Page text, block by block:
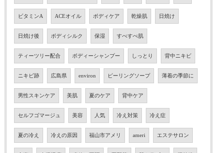
ビタミンA ACEオイル ボディケア 乾燥肌 日焼け
日焼け後 ボディシルク 保湿 すべすべ肌
ティーツリー配合 ボディーシャンプー しっとり 背中ニキビ
ニキビ跡 広島県 environ ピーリングソープ 薄着の季節に
男性スキンケア 美肌 夏のケア 背中ケア
セルフゴマージュ 美容 人気 冷え対策 冷え症
夏の冷え 冷えの原因 福山市アメリ ameri エステサロン